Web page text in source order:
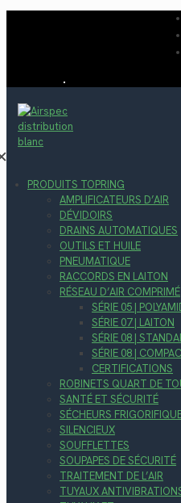
PRODUITS TOPRING
AMPLIFICATEURS D’AIR
DÉVIDOIRS
DRAINS AUTOMATIQUES
OUTILS ET HUILE
PNEUMATIQUE
RACCORDS EN LAITON
RÉSEAU D’AIR COMPRIMÉ
SÉRIE 05 |
SÉRIE 07 | LAITON
SÉRIE 08 |
SÉRIE 08 |
CERTIFICATIONS
ROBINETS QUART DE
SANTÉ ET SÉCURITÉ
SÉCHEURS
SILENCIEUX
SOUFFLETTES
SOUPAPES DE SÉCURITÉ
TRAITEMENT DE L’AIR
TUYAUX